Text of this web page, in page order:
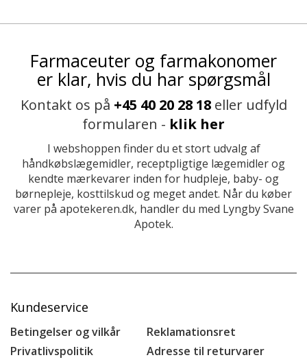
Farmaceuter og farmakonomer
er klar, hvis du har spørgsmål
Kontakt os på +45 40 20 28 18eller udfyld
formularen - klik her
I webshoppen finder du et stort udvalg af
håndkøbslægemidler, receptpligtige lægemidler og
kendte mærkevarer inden for hudpleje, baby- og
børnepleje, kosttilskud og meget andet. Når du køber
varer på apotekeren.dk, handler du med Lyngby Svane
Apotek.
Kundeservice
Betingelser og vilkår
Privatlivspolitik
Reklamationsret
Adresse til returvarer